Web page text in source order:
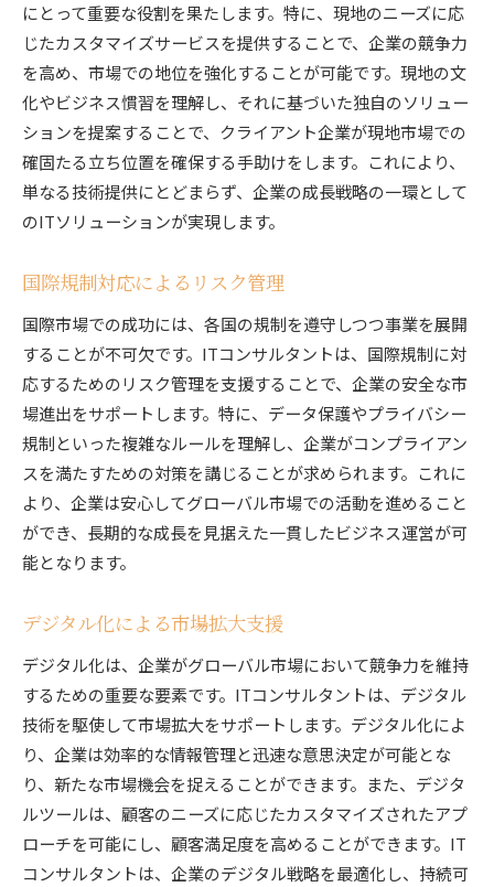
にとって重要な役割を果たします。特に、現地のニーズに応
じたカスタマイズサービスを提供することで、企業の競争力
を高め、市場での地位を強化することが可能です。現地の文
化やビジネス慣習を理解し、それに基づいた独自のソリュー
ションを提案することで、クライアント企業が現地市場での
確固たる立ち位置を確保する手助けをします。これにより、
単なる技術提供にとどまらず、企業の成長戦略の一環として
のITソリューションが実現します。
国際規制対応によるリスク管理
国際市場での成功には、各国の規制を遵守しつつ事業を展開
することが不可欠です。ITコンサルタントは、国際規制に対
応するためのリスク管理を支援することで、企業の安全な市
場進出をサポートします。特に、データ保護やプライバシー
規制といった複雑なルールを理解し、企業がコンプライアン
スを満たすための対策を講じることが求められます。これに
より、企業は安心してグローバル市場での活動を進めること
ができ、長期的な成長を見据えた一貫したビジネス運営が可
能となります。
デジタル化による市場拡大支援
デジタル化は、企業がグローバル市場において競争力を維持
するための重要な要素です。ITコンサルタントは、デジタル
技術を駆使して市場拡大をサポートします。デジタル化によ
り、企業は効率的な情報管理と迅速な意思決定が可能とな
り、新たな市場機会を捉えることができます。また、デジタ
ルツールは、顧客のニーズに応じたカスタマイズされたアプ
ローチを可能にし、顧客満足度を高めることができます。IT
コンサルタントは、企業のデジタル戦略を最適化し、持続可